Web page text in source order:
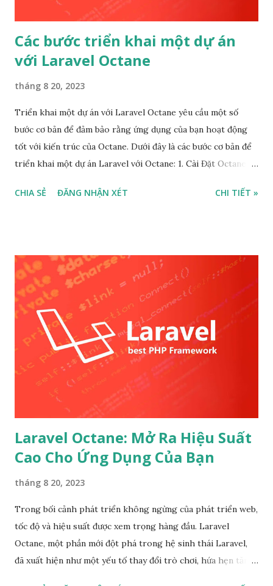
một tiện ích mở rộng,...
Các bước triển khai một dự án
với Laravel Octane
tháng 8 20, 2023
Triển khai một dự án với Laravel Octane yêu cầu một số
bước cơ bản để đảm bảo rằng ứng dụng của bạn hoạt động
tốt với kiến trúc của Octane. Dưới đây là các bước cơ bản để
triển khai một dự án Laravel với Octane: 1. Cài Đặt Octane
Laravel của mình. Điều này có thể thực hiện thông qua
bạn cần tạo một tệp cấu hình Octane. Bạn có thể tạo tệp này
bằng cách chạy lệnh:Copy code php artisan octane:install
Lệnh trên sẽ tạo ra một tệp octane.php trong thư mục
config của dự án. Trong tệp này, bạn có thể cấu hình các
thông số liên quan đến Octane như số lượng công nhân,
cổng, giao thức, v.v. 3. Kiểm Tra Các Yêu Cầu Của Ứng Dụng
Trước khi triển khai với Octane, hãy đảm bảo kiểm tra xem
các thư viện và phần mềm liên quan có tương thích với
Octane không. Điều này bao gồm kiểm...
CHIA SẺ ĐĂNG NHẬN XÉT CHI TIẾT »
Laravel Octane: Mở Ra Hiệu Suất
Cao Cho Ứng Dụng Của Bạn
tháng 8 20, 2023
Trong bối cảnh phát triển không ngừng của phát triển web,
tốc độ và hiệu suất được xem trọng hàng đầu. Laravel
Octane, một phần mới đột phá trong hệ sinh thái Laravel,
đã xuất hiện như một yếu tố thay đổi trò chơi, hứa hẹn tăng